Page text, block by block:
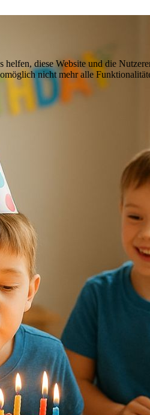
diese Website und die
nicht mehr alle